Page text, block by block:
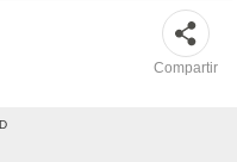
Compartir